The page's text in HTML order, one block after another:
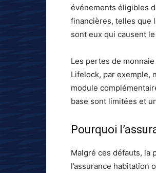
événements éligibles
financières, telles que
sont eux qui causent
Les pertes de
Lifelock, par exemple,
module
base sont limitées et
Pourquoi
Malgré ces défauts, la
l’assurance habitation